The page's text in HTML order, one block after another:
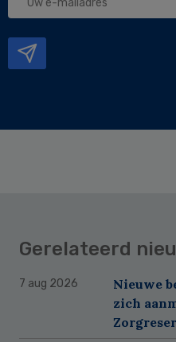
Gerelateerd
7 aug 2026
Nieuwe
zich